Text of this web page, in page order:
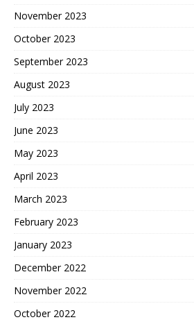
November 2023
October 2023
September 2023
August 2023
July 2023
June 2023
May 2023
April 2023
March 2023
February 2023
January 2023
December 2022
November 2022
October 2022